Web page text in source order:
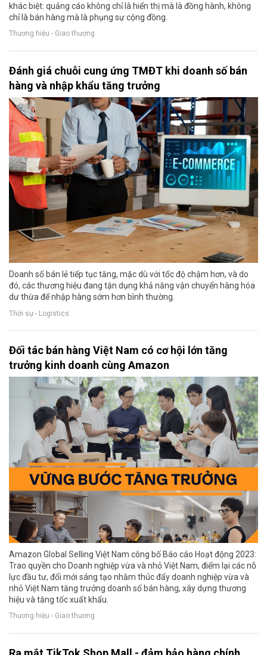
khác biệt: quảng cáo không chỉ là hiển thị mà là đồng hành, không
chỉ là bán hàng mà là phụng sự cộng đồng.
Thương hiệu - Giao thương
Đánh giá chuỗi cung ứng TMĐT khi doanh số bán
hàng và nhập khẩu tăng trưởng
Doanh số bán lẻ tiếp tục tăng, mặc dù với tốc độ chậm hơn, và do
đó, các thương hiệu đang tận dụng khả năng vận chuyển hàng hóa
dư thừa để nhập hàng sớm hơn bình thường.
Thời sự - Logistics
Đối tác bán hàng Việt Nam có cơ hội lớn tăng
trưởng kinh doanh cùng Amazon
Amazon Global Selling Việt Nam công bố Báo cáo Hoạt động 2023:
Trao quyền cho Doanh nghiệp vừa và nhỏ Việt Nam, điểm lại các nỗ
lực đầu tư, đổi mới sáng tạo nhằm thúc đẩy doanh nghiệp vừa và
nhỏ Việt Nam tăng trưởng doanh số bán hàng, xây dựng thương
hiệu và tăng tốc xuất khẩu.
Thương hiệu - Giao thương